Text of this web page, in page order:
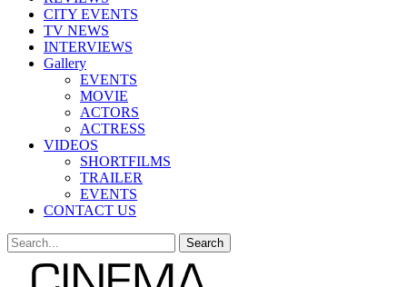
CITY EVENTS
TV NEWS
INTERVIEWS
Gallery
EVENTS
MOVIE
ACTORS
ACTRESS
VIDEOS
SHORTFILMS
TRAILER
EVENTS
CONTACT US